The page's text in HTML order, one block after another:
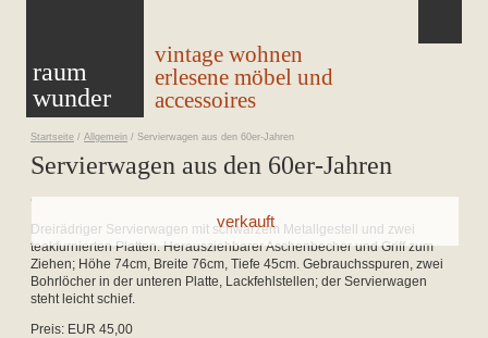
raum
wunder
vintage wohnen
erlesene möbel und
accessoires
Startseite / Allgemein / Servierwagen aus den 60er-Jahren
Servierwagen aus den 60er-Jahren
Dreirädriger Servierwagen mit schwarzem Metallgestell und zwei
teakfurnierten Platten. Herausziehbarer Aschenbecher und Griff zum
Ziehen; Höhe 74cm, Breite 76cm, Tiefe 45cm. Gebrauchsspuren, zwei
Bohrlöcher in der unteren Platte, Lackfehlstellen; der Servierwagen
steht leicht schief.
Preis: EUR 45,00